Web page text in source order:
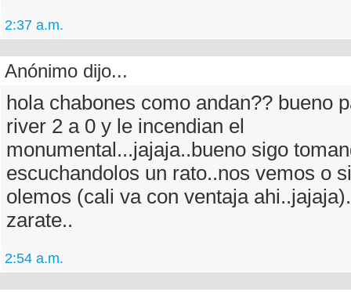
2:37 a.m.
Anónimo dijo...
hola chabones como andan?? bueno
river 2 a 0 y le incendian el
monumental...jajaja..bueno sigo
escuchandolos un rato..nos vemos o
olemos (cali va con ventaja
zarate..
2:54 a.m.